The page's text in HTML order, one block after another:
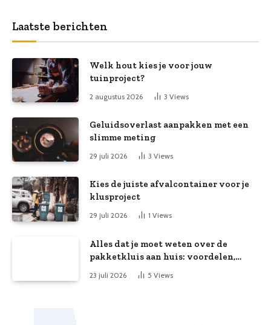
Laatste berichten
Welk hout kies je voor jouw
tuinproject?
2 augustus 2026 3 Views
Geluidsoverlast aanpakken met een
slimme meting
29 juli 2026 3 Views
Kies de juiste afvalcontainer voor je
klusproject
29 juli 2026 1 Views
Alles dat je moet weten over de
pakketkluis aan huis: voordelen,
kooptips en belang
23 juli 2026 5 Views